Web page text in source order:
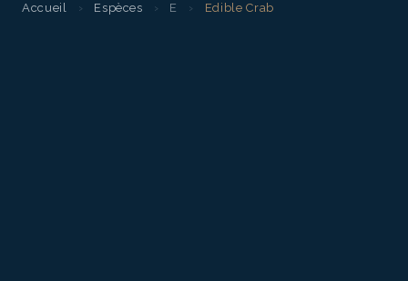
Accueil › Espèces › E › Edible Crab